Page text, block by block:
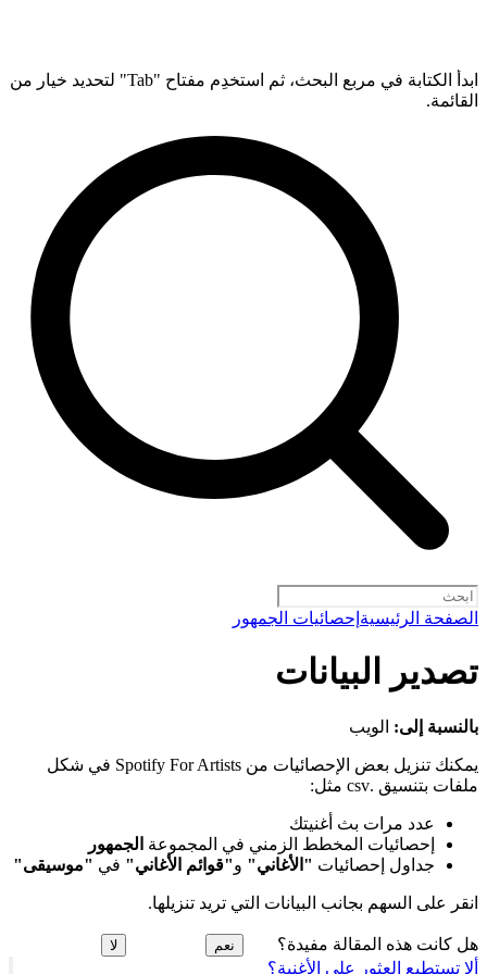
ابدأ الكتابة في مربع البحث، ثم استخدِم مفتاح "Tab" لتحديد خيار من
القائمة.
الصفحة الرئيسية إحصائيات الجمهور
ألا تستطيع العثور على الأغنية؟
تصدير البيانات
بالنسبة إلى: الويب
يمكنك تنزيل بعض الإحصائيات من Spotify For Artists في شكل
ملفات بتنسيق .csv مثل:
عدد مرات بث أغنيتك
إحصائيات المخطط الزمني في المجموعة الجمهور
جداول إحصائيات "الأغاني" و"قوائم الأغاني" في "موسيقى"
انقر على السهم بجانب البيانات التي تريد تنزيلها.
هل كانت هذه المقالة مفيدة؟ نعم لا